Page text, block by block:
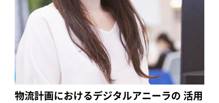
物流計画におけるデジタルアニーラの 活用